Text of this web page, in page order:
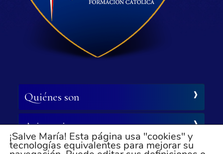
Quiénes son
Asistencia
¡Salve María! Esta página usa "cookies" y
tecnologías equivalentes para mejorar su